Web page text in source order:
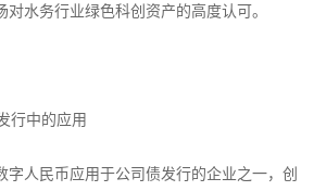
水务行业绿色科创资产的高度认可。
行中的应用
字人民币应用于公司债发行的企业之一，创